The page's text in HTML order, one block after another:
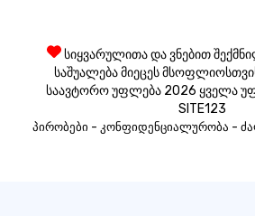
სიყვარულითა და ვნებით
საშუალება მიეცეს
საავტორო უფლება 2026 ყველა
SITE123
პირობები - კონფიდენციალურობა -